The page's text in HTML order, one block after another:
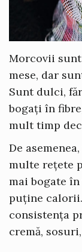
Morcovii
mese, dar
Sunt dulci,
bogați în
mult timp
De
multe rețete
mai bogate
puține
consistența
cremă,